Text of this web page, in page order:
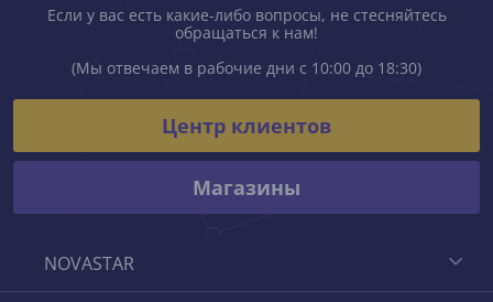
NOVASTAR
Если у вас есть какие-либо вопросы, не стесняйтесь
обращаться к нам!
(Мы отвечаем в рабочие дни с 10:00 до 18:30)
Центр клиентов
Магазины